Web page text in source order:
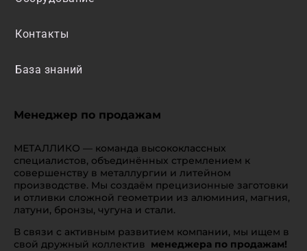
Контакты
База знаний
Менеджер по продажам
МЕТАЛЛИКО — команда высококлассных
специалистов, объединённых стремлением к
совершенству в металлургии и литейном
производстве. Мы создаём прецизионные заготовки
и отливки сложной геометрии из алюминия, магния,
латуни, бронзы, чугуна и стали.
В связи с активным развитием компании, мы ищем в
свой дружный коллектив менеджера по продажам!